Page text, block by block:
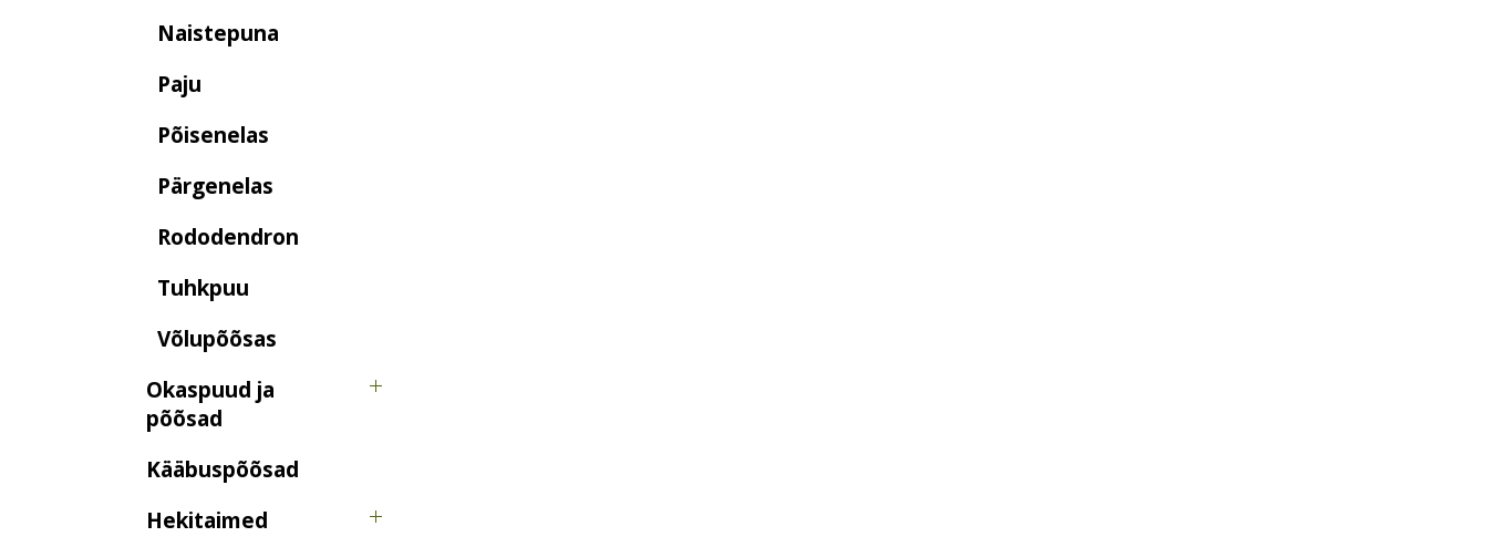
Naistepuna
Paju
Põisenelas
Pärgenelas
Rododendron
Tuhkpuu
Võlupõõsas
Okaspuud ja
põõsad
Kääbuspõõsad
Hekitaimed